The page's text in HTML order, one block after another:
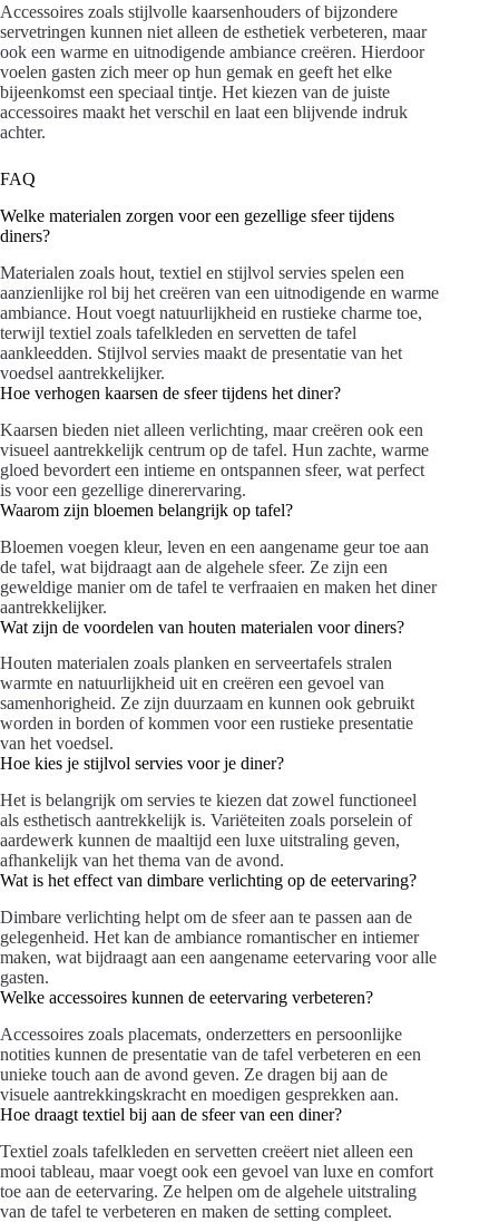
Accessoires zoals stijlvolle kaarsenhouders of bijzondere
servetringen kunnen niet alleen de esthetiek verbeteren, maar
ook een warme en uitnodigende ambiance creëren. Hierdoor
voelen gasten zich meer op hun gemak en geeft het elke
bijeenkomst een speciaal tintje. Het kiezen van de juiste
accessoires maakt het verschil en laat een blijvende indruk
achter.
FAQ
Welke materialen zorgen voor een gezellige sfeer tijdens
diners?
Materialen zoals hout, textiel en stijlvol servies spelen een
aanzienlijke rol bij het creëren van een uitnodigende en warme
ambiance. Hout voegt natuurlijkheid en rustieke charme toe,
terwijl textiel zoals tafelkleden en servetten de tafel
aankleedden. Stijlvol servies maakt de presentatie van het
voedsel aantrekkelijker.
Hoe verhogen kaarsen de sfeer tijdens het diner?
Kaarsen bieden niet alleen verlichting, maar creëren ook een
visueel aantrekkelijk centrum op de tafel. Hun zachte, warme
gloed bevordert een intieme en ontspannen sfeer, wat perfect
is voor een gezellige dinerervaring.
Waarom zijn bloemen belangrijk op tafel?
Bloemen voegen kleur, leven en een aangename geur toe aan
de tafel, wat bijdraagt aan de algehele sfeer. Ze zijn een
geweldige manier om de tafel te verfraaien en maken het diner
aantrekkelijker.
Wat zijn de voordelen van houten materialen voor diners?
Houten materialen zoals planken en serveertafels stralen
warmte en natuurlijkheid uit en creëren een gevoel van
samenhorigheid. Ze zijn duurzaam en kunnen ook gebruikt
worden in borden of kommen voor een rustieke presentatie
van het voedsel.
Hoe kies je stijlvol servies voor je diner?
Het is belangrijk om servies te kiezen dat zowel functioneel
als esthetisch aantrekkelijk is. Variëteiten zoals porselein of
aardewerk kunnen de maaltijd een luxe uitstraling geven,
afhankelijk van het thema van de avond.
Wat is het effect van dimbare verlichting op de eetervaring?
Dimbare verlichting helpt om de sfeer aan te passen aan de
gelegenheid. Het kan de ambiance romantischer en intiemer
maken, wat bijdraagt aan een aangename eetervaring voor alle
gasten.
Welke accessoires kunnen de eetervaring verbeteren?
Accessoires zoals placemats, onderzetters en persoonlijke
notities kunnen de presentatie van de tafel verbeteren en een
unieke touch aan de avond geven. Ze dragen bij aan de
visuele aantrekkingskracht en moedigen gesprekken aan.
Hoe draagt textiel bij aan de sfeer van een diner?
Textiel zoals tafelkleden en servetten creëert niet alleen een
mooi tableau, maar voegt ook een gevoel van luxe en comfort
toe aan de eetervaring. Ze helpen om de algehele uitstraling
van de tafel te verbeteren en maken de setting compleet.